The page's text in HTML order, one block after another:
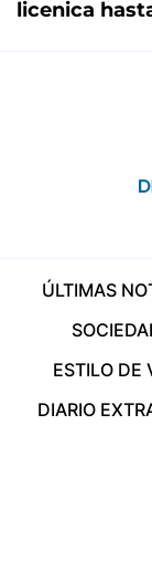
licenica
ÚLTIMAS
ESTILO DE
DIARIO